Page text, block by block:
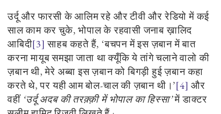
उर्दू और फारसी के आलिम रहे और टीवी और रेडियो में कई
साल काम कर चुके, भोपाल के रहवासी जनाब ख़ालिद
आबिदी[3] साहब कहते हैं, ‘बचपन में इस ज़बान में बात
करना मायूब समझा जाता था क्यूँकि ये तांगे चलाने वालो की
ज़बान थी, मेरे अब्बा इस ज़बान को बिगड़ी हुई ज़बान कहा
करते थे, पर यही आम बोल-चाल की ज़बान थी ।’[4] और
वहीं ‘उर्दू अदब कीतरक़्क़ीमें भोपाल का हिस्सा’में डाक्टर